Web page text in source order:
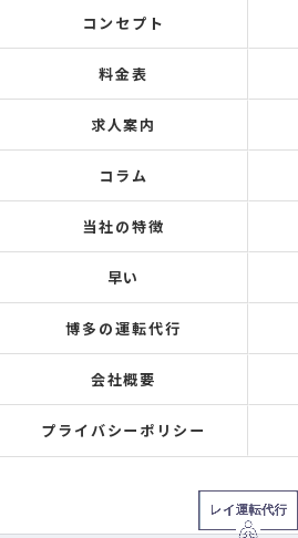
コンセプト
料金表
求人案内
コラム
当社の特徴
早い
博多の運転代行
会社概要
プライバシーポリシー